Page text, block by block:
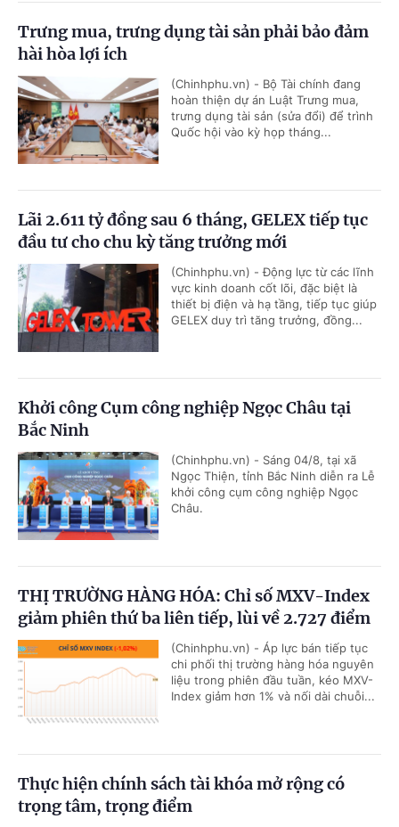
Trưng mua, trưng dụng tài sản phải bảo đảm
hài hòa lợi ích
(Chinhphu.vn) - Bộ Tài chính đang
hoàn thiện dự án Luật Trưng mua,
trưng dụng tài sản (sửa đổi) để trình
Quốc hội vào kỳ họp tháng...
Lãi 2.611 tỷ đồng sau 6 tháng, GELEX tiếp tục
đầu tư cho chu kỳ tăng trưởng mới
(Chinhphu.vn) - Động lực từ các lĩnh
vực kinh doanh cốt lõi, đặc biệt là
thiết bị điện và hạ tầng, tiếp tục giúp
GELEX duy trì tăng trưởng, đồng...
Khởi công Cụm công nghiệp Ngọc Châu tại
Bắc Ninh
(Chinhphu.vn) - Sáng 04/8, tại xã
Ngọc Thiện, tỉnh Bắc Ninh diễn ra Lễ
khởi công cụm công nghiệp Ngọc
Châu.
THỊ TRƯỜNG HÀNG HÓA: Chỉ số MXV-Index
giảm phiên thứ ba liên tiếp, lùi về 2.727 điểm
(Chinhphu.vn) - Áp lực bán tiếp tục
chi phối thị trường hàng hóa nguyên
liệu trong phiên đầu tuần, kéo MXV-
Index giảm hơn 1% và nối dài chuỗi...
Thực hiện chính sách tài khóa mở rộng có
trọng tâm, trọng điểm